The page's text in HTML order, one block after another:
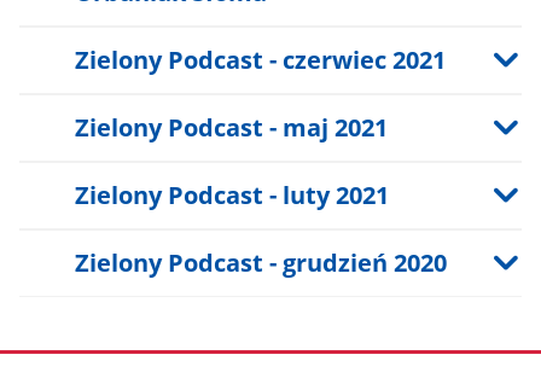
Zielony Podcast - czerwiec 2021
Zielony Podcast - maj 2021
Zielony Podcast - luty 2021
Zielony Podcast - grudzień 2020